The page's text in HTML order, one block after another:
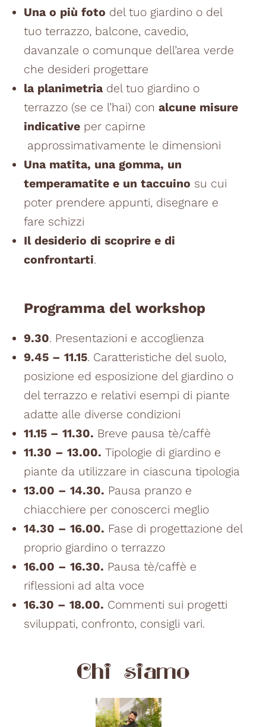
Una o più foto del tuo giardino o del
tuo terrazzo, balcone, cavedio,
davanzale o comunque dell’area verde
che desideri progettare
la planimetria del tuo giardino o
terrazzo (se ce l’hai) con alcune misure
indicative per capirne
approssimativamente le dimensioni
Una matita, una gomma, un
temperamatite e un taccuino su cui
poter prendere appunti, disegnare e
fare schizzi
Il desiderio di scoprire e di
confrontarti.
Programma del workshop
9.30. Presentazioni e accoglienza
9.45 – 11.15. Caratteristiche del suolo,
posizione ed esposizione del giardino o
del terrazzo e relativi esempi di piante
adatte alle diverse condizioni
11.15 – 11.30. Breve pausa tè/caffè
11.30 – 13.00. Tipologie di giardino e
piante da utilizzare in ciascuna tipologia
13.00 – 14.30. Pausa pranzo e
chiacchiere per conoscerci meglio
14.30 – 16.00. Fase di progettazione del
proprio giardino o terrazzo
16.00 – 16.30. Pausa tè/caffè e
riflessioni ad alta voce
16.30 – 18.00. Commenti sui progetti
sviluppati, confronto, consigli vari.
Chi siamo